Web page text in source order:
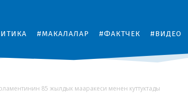
#МАКАЛАЛАР #ФАКТЧЕК #ВИДЕО
85 жылдык мааракеси менен куттуктады